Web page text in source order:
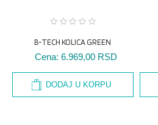
B-TECH KOLICA GREEN
Cena: 6.969,00 RSD
DODAJ U KORPU